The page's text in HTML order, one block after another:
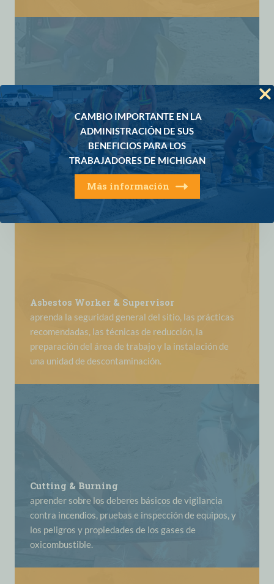
CAMBIO IMPORTANTE EN LA
ADMINISTRACIÓN DE SUS
BENEFICIOS PARA LOS
TRABAJADORES DE MICHIGAN
Más información
Concreto
clases en tecnología de concreto, consolidación y
acabado decorativo de concreto.
Cutting & Burning
aprender sobre los deberes básicos de vigilancia
contra incendios, pruebas e inspección de equipos, y
los peligros y propiedades de los gases de
oxicombustible.
Asbestos Worker & Supervisor
aprenda la seguridad general del sitio, las prácticas
recomendadas, las técnicas de reducción, la
preparación del área de trabajo y la instalación de
una unidad de descontaminación.